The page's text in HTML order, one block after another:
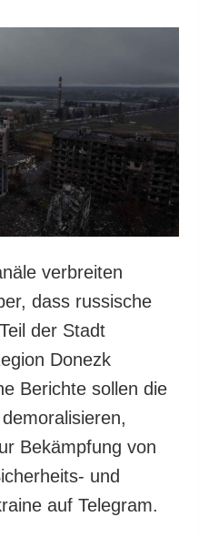
verbreiten
dass russische
der Stadt
Donezk
Berichte sollen die
Bekämpfung von
und
auf Telegram.